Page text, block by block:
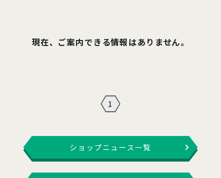
現在、ご案内できる情報はありません。
1
ショップニュース一覧